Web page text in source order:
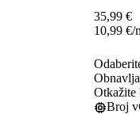
35,99 €
10,99 €/
Otkažite
Broj